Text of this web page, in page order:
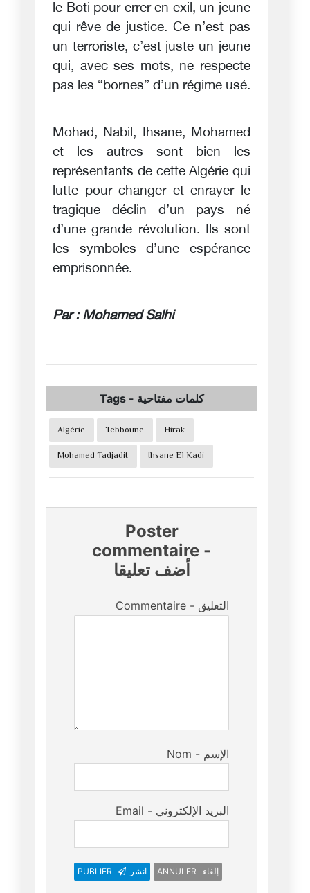
le Boti pour errer en exil, un jeune
qui rêve de justice. Ce n’est pas
un terroriste, c’est juste un jeune
qui, avec ses mots, ne respecte
pas les “bornes” d’un régime usé.
Mohad, Nabil, Ihsane, Mohamed
et les autres sont bien les
représentants de cette Algérie qui
lutte pour changer et enrayer le
tragique déclin d’un pays né
d’une grande révolution. Ils sont
les symboles d’une espérance
emprisonnée.
Par : Mohamed Salhi
Tags- كلمات مفتاحية
Algérie Tebboune
Hirak
Mohamed Tadjadit
Ihsane El Kadi
Poster
commentaire -
أضف تعليقا
Commentaire - التعليق
Nom - الإسم
Email - البريد الإلكتروني
PUBLIER انشر ANNULER إلغاء